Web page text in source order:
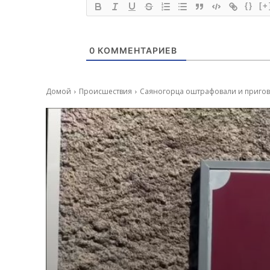
{}
0 КОММЕНТАРИЕВ